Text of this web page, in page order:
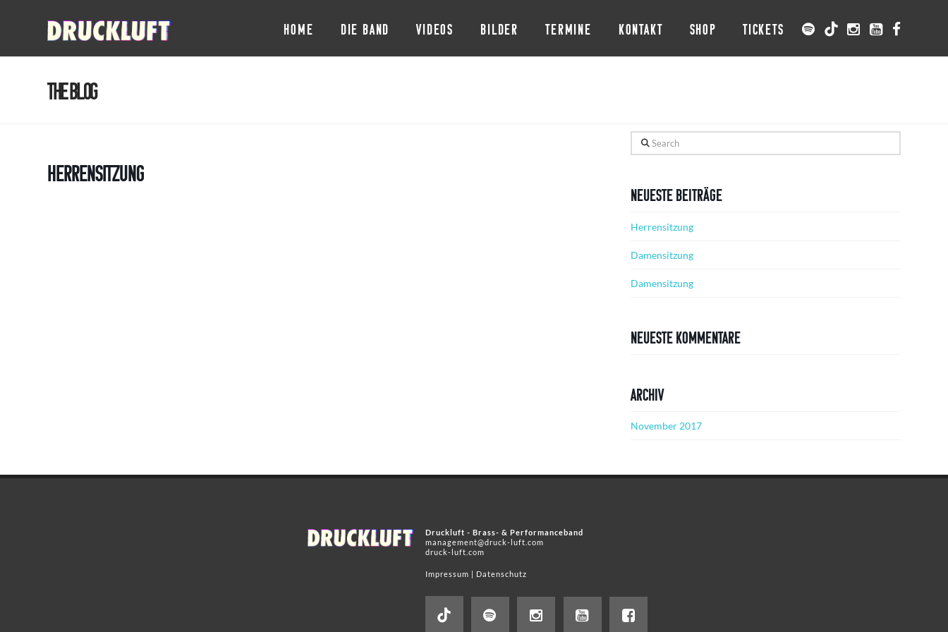
HOME DIE BAND VIDEOS BILDER TERMINE KONTAKT SHOP TICKETS
The Blog
Herrensitzung
Search
Neueste Beiträge
Herrensitzung
Damensitzung
Damensitzung
Neueste Kommentare
Archiv
November 2017
Druckluft - Brass- & Performanceband
management@druck-luft.com
druck-luft.com
Impressum | Datenschutz